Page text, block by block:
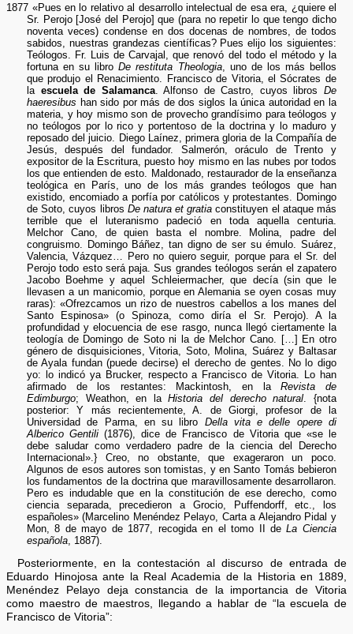
1877 «Pues en lo relativo al desarrollo intelectual de esa era, ¿quiere el
Sr. Perojo [José del Perojo] que (para no repetir lo que tengo dicho
noventa veces) condense en dos docenas de nombres, de todos
sabidos, nuestras grandezas científicas? Pues elijo los siguientes:
Teólogos. Fr. Luis de Carvajal, que renovó del todo el método y la
fortuna en su libroDe restituta Theologia, uno de los más bellos
que produjo el Renacimiento. Francisco de Vitoria, el Sócrates de
la escuela de Salamanca. Alfonso de Castro, cuyos libros De
haeresibus han sido por más de dos siglos la única autoridad en la
materia, y hoy mismo son de provecho grandísimo para teólogos y
no teólogos por lo rico y portentoso de la doctrina y lo maduro y
reposado del juicio. Diego Laínez, primera gloria de la Compañía de
Jesús, después del fundador. Salmerón, oráculo de Trento y
expositor de la Escritura, puesto hoy mismo en las nubes por todos
los que entienden de esto. Maldonado, restaurador de la enseñanza
teológica en París, uno de los más grandes teólogos que han
existido, encomiado a porfía por católicos y protestantes. Domingo
de Soto, cuyos libros De natura et gratia constituyen el ataque más
terrible que el luteranismo padeció en toda aquella centuria.
Melchor Cano, de quien basta el nombre. Molina, padre del
congruismo. Domingo Báñez, tan digno de ser su émulo. Suárez,
Valencia, Vázquez… Pero no quiero seguir, porque para el Sr. del
Perojo todo esto será paja. Sus grandes teólogos serán el zapatero
Jacobo Boehme y aquel Schleiermacher, que decía (sin que le
llevasen a un manicomio, porque en Alemania se oyen cosas muy
raras): «Ofrezcamos un rizo de nuestros cabellos a los manes del
Santo Espinosa» (o Spinoza, como diría el Sr. Perojo). A la
profundidad y elocuencia de ese rasgo, nunca llegó ciertamente la
teología de Domingo de Soto ni la de Melchor Cano. […] En otro
género de disquisiciones, Vitoria, Soto, Molina, Suárez y Baltasar
de Ayala fundan (puede decirse) el derecho de gentes. No lo digo
yo: lo indicó ya Brucker, respecto a Francisco de Vitoria. Lo han
afirmado de los restantes: Mackintosh, en laRevista de
Edimburgo; Weathon, en laHistoria del derecho natural . {nota
posterior: Y más recientemente, A. de Giorgi, profesor de la
Universidad de Parma, en su libro Della vita e delle opere di
Alberico Gentili (1876), dice de Francisco de Vitoria que «se le
debe saludar como verdadero padre de la ciencia del Derecho
Internacional».} Creo, no obstante, que exageraron un poco.
Algunos de esos autores son tomistas, y en Santo Tomás bebieron
los fundamentos de la doctrina que maravillosamente desarrollaron.
Pero es indudable que en la constitución de ese derecho, como
ciencia separada, precedieron a Grocio, Puffendorff, etc., los
españoles» (Marcelino Menéndez Pelayo, Carta a Alejandro Pidal y
Mon, 8 de mayo de 1877, recogida en el tomo II deLa Ciencia
española, 1887).
Posteriormente, en la contestación al discurso de entrada de
Eduardo Hinojosa ante la Real Academia de la Historia en 1889,
Menéndez Pelayo deja constancia de la importancia de Vitoria
como maestro de maestros, llegando a hablar de “la escuela de
Francisco de Vitoria”: